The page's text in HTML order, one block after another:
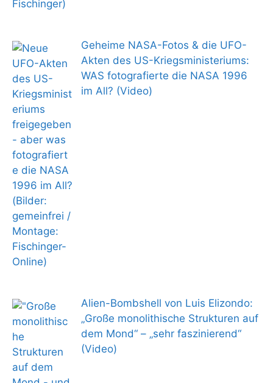
Geheime NASA-Fotos & die UFO-
Akten des US-Kriegsministeriums:
WAS fotografierte die NASA 1996
im All? (Video)
Alien-Bombshell von Luis Elizondo:
„Große monolithische Strukturen auf
dem Mond“ – „sehr faszinierend“
(Video)